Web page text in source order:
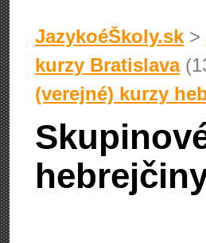
JazykoéŠkoly.sk >
kurzy Bratislava
(verejné) kurzy